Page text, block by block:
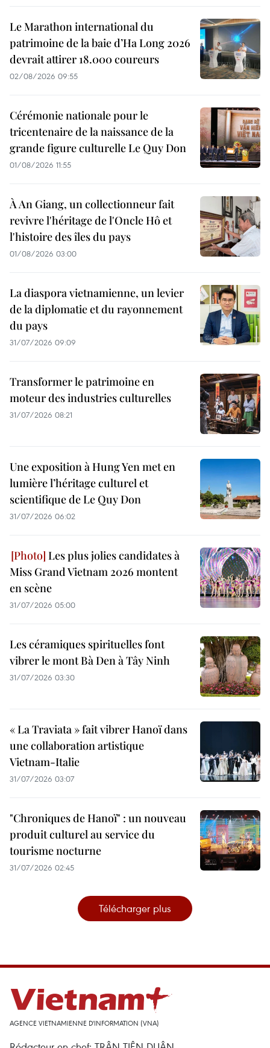
Le Marathon international du
patrimoine de la baie d’Ha Long 2026
devrait attirer 18.000 coureurs
02/08/2026 09:55
Cérémonie nationale pour le
tricentenaire de la naissance de la
grande figure culturelle Le Quy Don
01/08/2026 11:55
À An Giang, un collectionneur fait
revivre l'héritage de l'Oncle Hô et
l'histoire des îles du pays
01/08/2026 03:00
La diaspora vietnamienne, un levier
de la diplomatie et du rayonnement
du pays
31/07/2026 09:09
Transformer le patrimoine en
moteur des industries culturelles
31/07/2026 08:21
Une exposition à Hung Yen met en
lumière l’héritage culturel et
scientifique de Le Quy Don
31/07/2026 06:02
Les plus jolies candidates à
Miss Grand Vietnam 2026 montent
en scène
31/07/2026 05:00
Les céramiques spirituelles font
vibrer le mont Bà Den à Tây Ninh
31/07/2026 03:30
« La Traviata » fait vibrer Hanoï dans
une collaboration artistique
Vietnam-Italie
31/07/2026 03:07
"Chroniques de Hanoï" : un nouveau
produit culturel au service du
tourisme nocturne
31/07/2026 02:45
Télécharger plus
AGENCE VIETNAMIENNE D'INFORMATION (VNA)